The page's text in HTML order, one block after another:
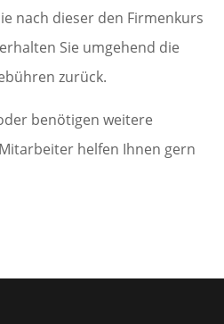
nach dieser den Firmenkurs
Sie umgehend die
zurück.
benötigen weitere
helfen Ihnen gern